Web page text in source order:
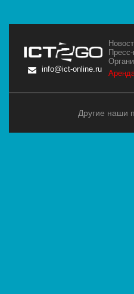
info@ict-online.ru
Другие наши